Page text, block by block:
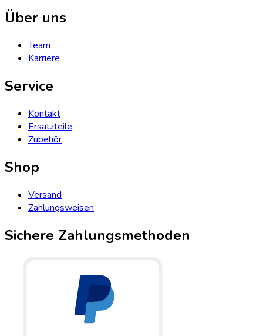
Über uns
Team
Karriere
Service
Kontakt
Ersatzteile
Zubehör
Shop
Versand
Zahlungsweisen
Sichere Zahlungsmethoden